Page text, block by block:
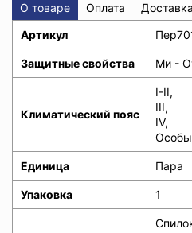
О товаре Оплата Доставка
Артикул
Защитные свойства Ми -
Климатический пояс
I-II,
III,
IV,
Единица Пара
Упаковка 1